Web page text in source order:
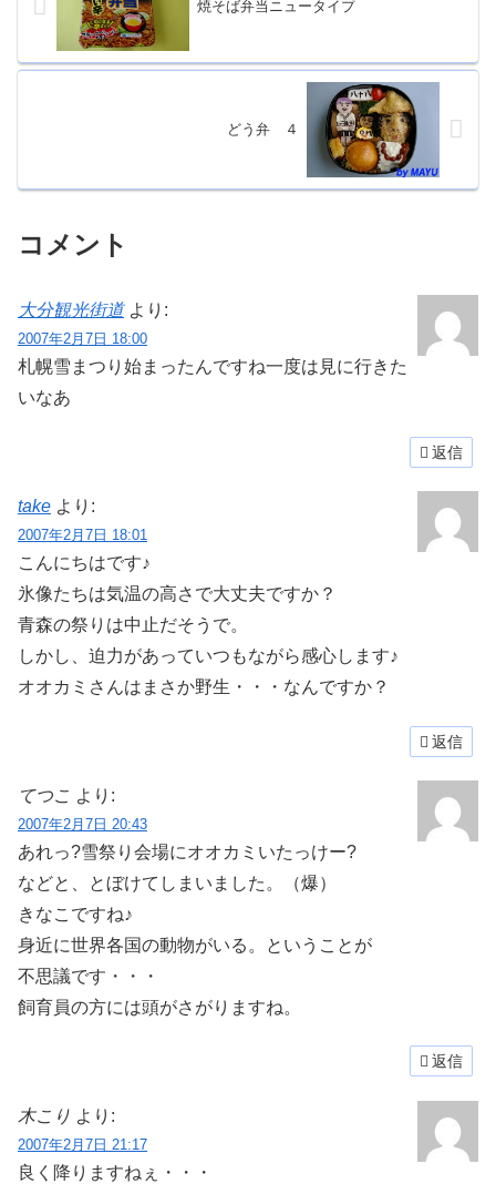
焼そば弁当ニュータイプ
どう弁 ４
コメント
大分観光街道 より:
2007年2月7日 18:00
札幌雪まつり始まったんですね一度は見に行きた
いなあ
返信
take より:
2007年2月7日 18:01
こんにちはです♪
氷像たちは気温の高さで大丈夫ですか？
青森の祭りは中止だそうで。
しかし、迫力があっていつもながら感心します♪
オオカミさんはまさか野生・・・なんですか？
返信
てつこ より:
2007年2月7日 20:43
あれっ?雪祭り会場にオオカミいたっけー?
などと、とぼけてしまいました。（爆）
きなこですね♪
身近に世界各国の動物がいる。ということが
不思議です・・・
飼育員の方には頭がさがりますね。
返信
木こり より:
2007年2月7日 21:17
良く降りますねぇ・・・